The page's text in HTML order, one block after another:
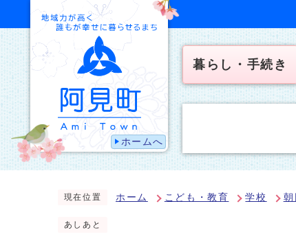
ホームへ
暮らし・手続き
現在位置 ホーム こども・教育 学校 朝
あしあと